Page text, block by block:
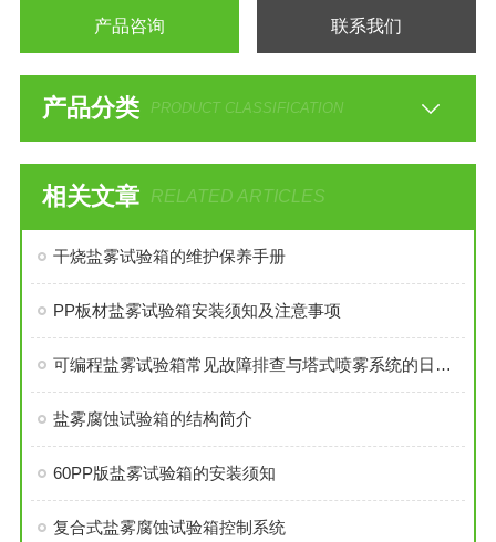
产品咨询 联系我们
产品分类 PRODUCT CLASSIFICATION
相关文章 RELATED ARTICLES
干烧盐雾试验箱的维护保养手册
PP板材盐雾试验箱安装须知及注意事项
可编程盐雾试验箱常见故障排查与塔式喷雾系统的日常维护技巧
盐雾腐蚀试验箱的结构简介
60PP版盐雾试验箱的安装须知
复合式盐雾腐蚀试验箱控制系统